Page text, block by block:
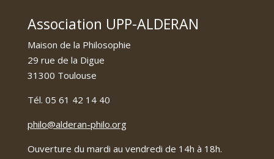
Association UPP-ALDERAN
Maison de la Philosophie
29 rue de la Digue
31300 Toulouse
Tél. 05 61 42 14 40
philo@alderan-philo.org
Ouverture du mardi au vendredi de 14h à 18h.